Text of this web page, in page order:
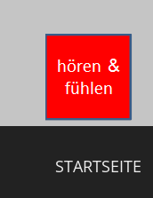
springen
STARTSEITE